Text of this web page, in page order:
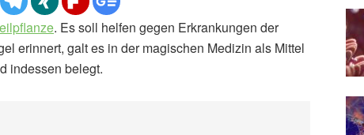
. Es soll helfen gegen Erkrankungen der
erinnert, galt es in der magischen Medizin als Mittel
indessen belegt.